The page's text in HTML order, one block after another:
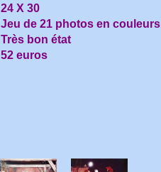
24 X 30
Jeu de 21 photos en couleurs
Très bon état
52 euros